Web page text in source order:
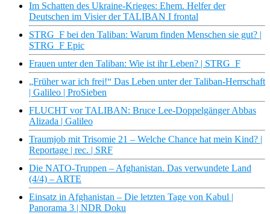
Im Schatten des Ukraine-Krieges: Ehem. Helfer der
Deutschen im Visier der TALIBAN I frontal
STRG_F bei den Taliban: Warum finden Menschen sie gut? |
STRG_F Epic
Frauen unter den Taliban: Wie ist ihr Leben? | STRG_F
„Früher war ich frei!“ Das Leben unter der Taliban-Herrschaft
| Galileo | ProSieben
FLUCHT vor TALIBAN: Bruce Lee-Doppelgänger Abbas
Alizada | Galileo
Traumjob mit Trisomie 21 – Welche Chance hat mein Kind? |
Reportage | rec. | SRF
Die NATO-Truppen – Afghanistan. Das verwundete Land
(4/4) – ARTE
Einsatz in Afghanistan – Die letzten Tage von Kabul |
Panorama 3 | NDR Doku